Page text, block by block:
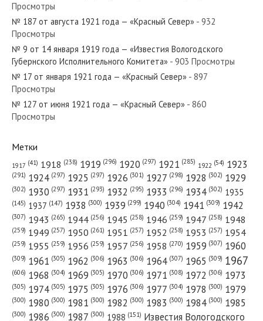
№ 76 от марта 1972 года — «Красный Север»
№ 284 от декабря 1940 года — «Красный Север»
№ 258 от ноября 1967 года — «Красный Север»
№ 14 от января 1975 года — «Красный Север»
Просмотры
№ 187 от августа 1921 года — «Красный Север» - 932
Просмотры
№ 9 от 14 января 1919 года — «Известия Вологодского
Губернского Исполнительного Комитета» - 903 Просмотры
№ 17 от января 1921 года — «Красный Север» - 897
Просмотры
№ 127 от июня 1921 года — «Красный Север» - 860
Просмотры
Метки
1917 (41) 1918 (238) 1919 (296) 1920 (297) 1921 (285) 1922 (54) 1923
(291) 1924 (297) 1925 (297) 1926 (301) 1927 (298) 1928 (302) 1929
(302) 1930 (297) 1931 (293) 1932 (295) 1933 (296) 1934 (302) 1935
(145) 1937 (147) 1938 (300) 1939 (299) 1940 (304) 1941 (309) 1942
(307) 1943 (265) 1944 (256) 1945 (258) 1946 (259) 1947 (258) 1948
(259) 1949 (257) 1950 (261) 1951 (257) 1952 (258) 1953 (257) 1954
(259) 1955 (259) 1956 (259) 1957 (256) 1958 (270) 1959 (307) 1960
(309) 1961 (305) 1962 (306) 1963 (306) 1964 (307) 1965 (309) 1967
(606) 1968 (304) 1969 (305) 1970 (306) 1971 (308) 1972 (306) 1973
(305) 1974 (305) 1975 (305) 1976 (306) 1977 (304) 1978 (300) 1979
(300) 1980 (300) 1981 (300) 1982 (300) 1983 (300) 1984 (300) 1985
(300) 1986 (300) 1987 (300) 1988 (151) Известия Вологодского